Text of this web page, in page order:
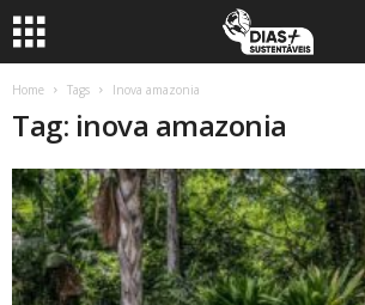
Home Tags Inova amazonia
Tag: inova amazonia